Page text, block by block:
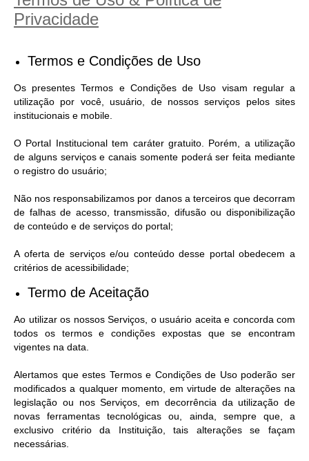
Privacidade
Termos e Condições de Uso
Os presentes Termos e Condições de Uso visam regular a
utilização por você, usuário, de nossos serviços pelos sites
institucionais e mobile.
O Portal Institucional tem caráter gratuito. Porém, a utilização
de alguns serviços e canais somente poderá ser feita mediante
o registro do usuário;
Não nos responsabilizamos por danos a terceiros que decorram
de falhas de acesso, transmissão, difusão ou disponibilização
de conteúdo e de serviços do portal;
A oferta de serviços e/ou conteúdo desse portal obedecem a
critérios de acessibilidade;
Termo de Aceitação
Ao utilizar os nossos Serviços, o usuário aceita e concorda com
todos os termos e condições expostas que se encontram
vigentes na data.
Alertamos que estes Termos e Condições de Uso poderão ser
modificados a qualquer momento, em virtude de alterações na
legislação ou nos Serviços, em decorrência da utilização de
novas ferramentas tecnológicas ou, ainda, sempre que, a
exclusivo critério da Instituição, tais alterações se façam
necessárias.